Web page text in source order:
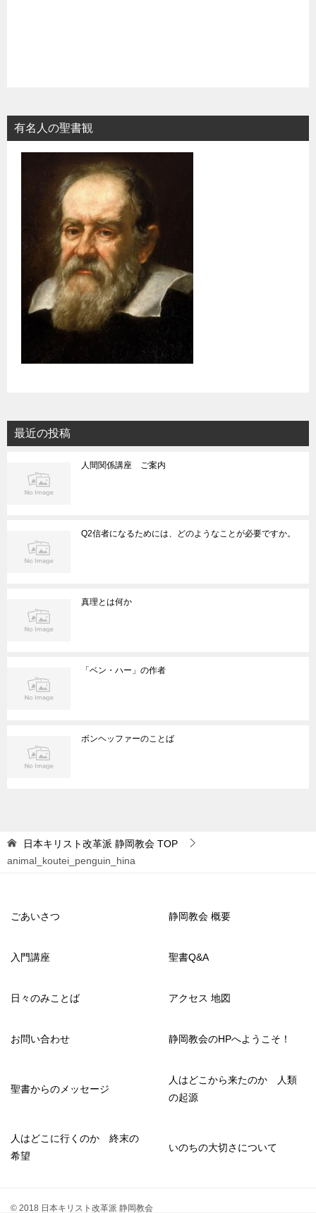
有名人の聖書観
最近の投稿
人間関係講座 ご案内
Q2信者になるためには、どのようなことが必要ですか。
真理とは何か
「ベン・ハー」の作者
ボンヘッファーのことば
日本キリスト改革派 静岡教会 TOP
animal_koutei_penguin_hina
ごあいさつ 静岡教会 概要
入門講座 聖書Q&A
日々のみことば アクセス 地図
お問い合わせ 静岡教会のHPへようこそ！
聖書からのメッセージ
人はどこから来たのか 人類
の起源
人はどこに行くのか 終末の
希望
いのちの大切さについて
© 2018 日本キリスト改革派 静岡教会